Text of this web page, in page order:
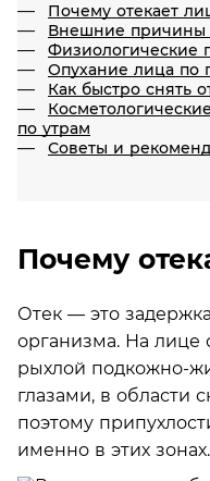
Почему отекает
Внешние причины
Физиологические
Опухание лица по
Как быстро снять
по утрам
Советы и
Почему
Отек — это
организма. На лице
рыхлой подкожно-
глазами, в области
поэтому
именно в этих зонах.